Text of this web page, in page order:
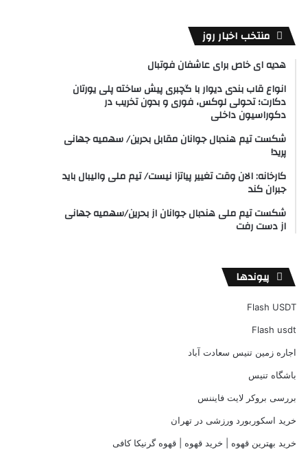
منتخب اخبار روز
هدیه ای خاص برای عاشفان فوتبال
انواع قاب بندی دیوار با گچبری پیش ساخته پلی یورتان
دکارت؛ تحولی لوکس، فوری و بدون تخریب در
دکوراسیون داخلی
شکست تیم هندبال جوانان مقابل بحرین/ سهمیه جهانی
پرید!
کارخانه: الان وقت تغییر پیاتزا نیست/ تیم ملی والیبال باید
جبران کند
شکست تیم ملی هندبال جوانان از بحرین/سهمیه جهانی
از دست رفت
پیوندها
Flash USDT
Flash usdt
اجاره زمین تنیس سعادت آباد
باشگاه تنیس
بررسی بروکر لایت فایننس
خرید اسکوربورد ورزشی در تهران
خرید بهترین قهوه | خرید قهوه | قهوه گرنیکا کافی